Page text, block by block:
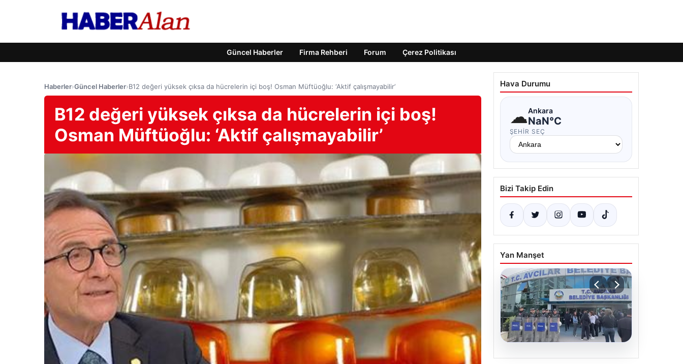
Güncel Haberler Firma Rehberi Forum Çerez Politikası
Haberler›Güncel Haberler›B12 değeri yüksek çıksa da hücrelerin içi boş! Osman Müftüoğlu: ‘Aktif çalışmayabilir’
B12 değeri yüksek çıksa da hücrelerin içi boş!
Osman Müftüoğlu: ‘Aktif çalışmayabilir’
Hava Durumu
☁Ankara
NaN°C
ŞEHIR SEÇ
Bizi Takip Edin
Yan Manşet
05.08.2026